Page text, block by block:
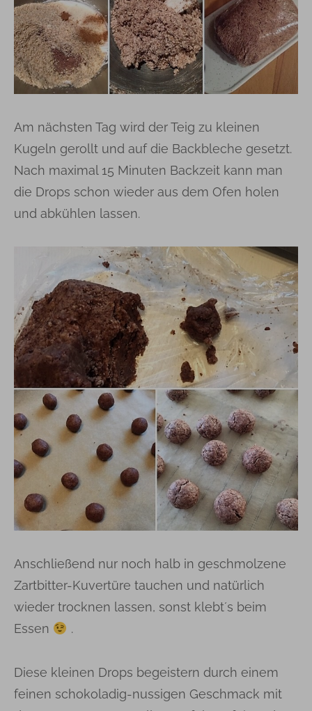
Am nächsten Tag wird der Teig zu kleinen
Kugeln gerollt und auf die Backbleche gesetzt.
Nach maximal 15 Minuten Backzeit kann man
die Drops schon wieder aus dem Ofen holen
und abkühlen lassen.
Anschließend nur noch halb in geschmolzene
Zartbitter-Kuvertüre tauchen und natürlich
wieder trocknen lassen, sonst klebt´s beim
Essen
.
Diese kleinen Drops begeistern durch einem
feinen schokoladig-nussigen Geschmack mit